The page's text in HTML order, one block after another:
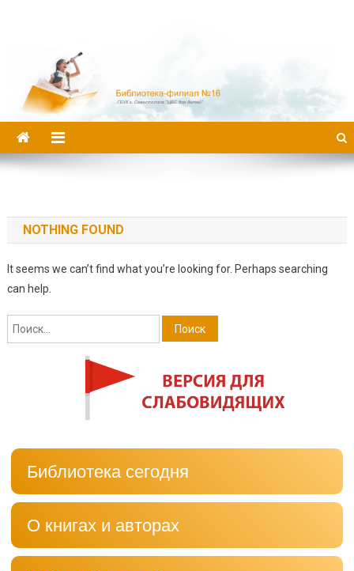
NOTHING FOUND
It seems we can’t find what you’re looking for. Perhaps searching
can help.
Найти:
Библиотека сегодня
О книгах и авторах